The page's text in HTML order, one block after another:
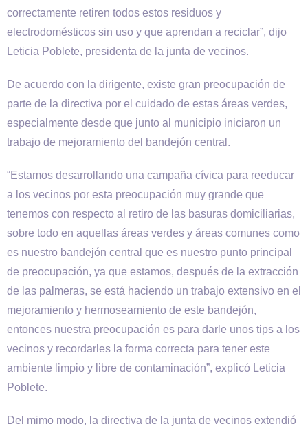
correctamente retiren todos estos residuos y
electrodomésticos sin uso y que aprendan a reciclar”, dijo
Leticia Poblete, presidenta de la junta de vecinos.
De acuerdo con la dirigente, existe gran preocupación de
parte de la directiva por el cuidado de estas áreas verdes,
especialmente desde que junto al municipio iniciaron un
trabajo de mejoramiento del bandejón central.
“Estamos desarrollando una campaña cívica para reeducar
a los vecinos por esta preocupación muy grande que
tenemos con respecto al retiro de las basuras domiciliarias,
sobre todo en aquellas áreas verdes y áreas comunes como
es nuestro bandejón central que es nuestro punto principal
de preocupación, ya que estamos, después de la extracción
de las palmeras, se está haciendo un trabajo extensivo en el
mejoramiento y hermoseamiento de este bandejón,
entonces nuestra preocupación es para darle unos tips a los
vecinos y recordarles la forma correcta para tener este
ambiente limpio y libre de contaminación”, explicó Leticia
Poblete.
Del mimo modo, la directiva de la junta de vecinos extendió